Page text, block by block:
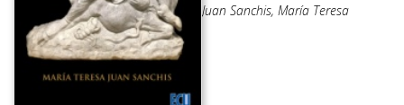
Juan Sanchis, María Teresa